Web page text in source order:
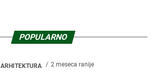
POPULARNO
ARHITEKTURA 2 meseca ranije